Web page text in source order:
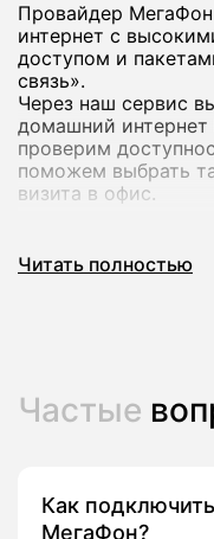
Провайдер
интернет с
доступом и
связь».
Через наш сервис
домашний
проверим
поможем выбрать
визита в офис.
Почему стоит
высоком качестве
комплексные
пакетами мобильной
Читать полностью
Частые
Как
МегаФон?